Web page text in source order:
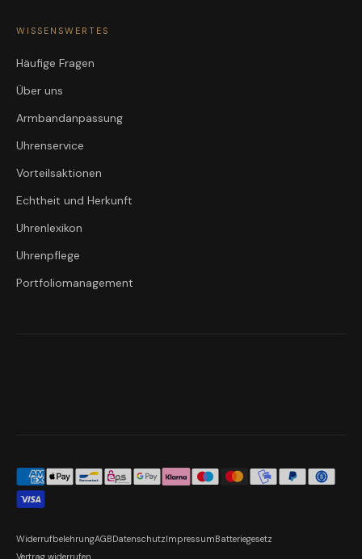
WISSENSWERTES
Häufige Fragen
Über uns
Armbandanpassung
Uhrenservice
Vorteilsaktionen
Echtheit und Herkunft
Uhrenlexikon
Uhrenpflege
Portfoliomanagement
WiderrufbelehrungAGBDatenschutzImpressumBatteriegesetz
Vertrag widerrufen